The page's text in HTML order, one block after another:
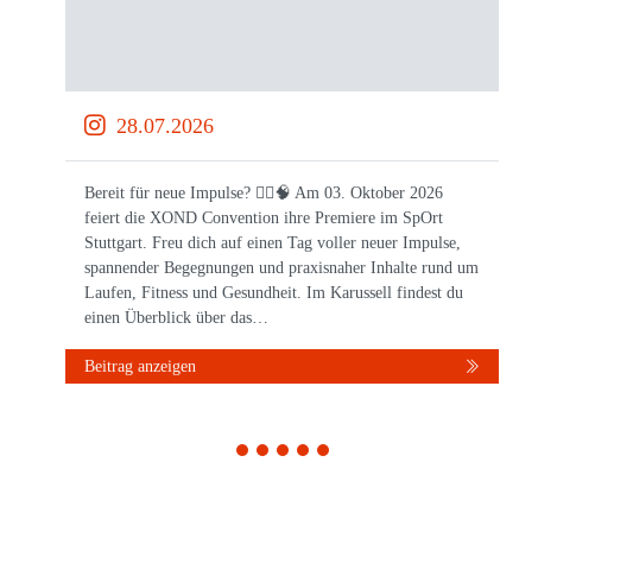
28.07.2026
Bereit für neue Impulse? 🏃‍♀️🧠 Am 03. Oktober 2026
feiert die XOND Convention ihre Premiere im SpOrt
Stuttgart. Freu dich auf einen Tag voller neuer Impulse,
spannender Begegnungen und praxisnaher Inhalte rund um
Laufen, Fitness und Gesundheit. Im Karussell findest du
einen Überblick über das…
Beitrag anzeigen
1 2 3 4 5